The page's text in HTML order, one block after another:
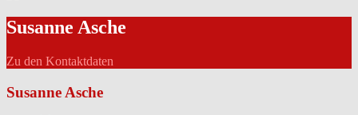
Susanne Asche
Zu den Kontaktdaten
Susanne Asche